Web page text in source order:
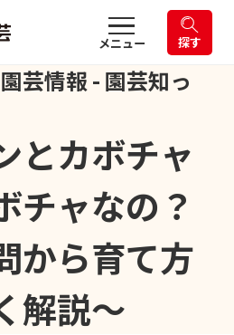
メニュー 探す
芸情報 - 園芸知っ
とカボチャ
チャなの？
から育て方
解説～